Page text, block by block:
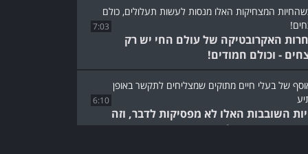
7:03
האקרובטיקה של עולם החי יש רק
- וכולם חמודים!
6:10
השובבות האלו לא מפסיקות לדבר, וזה
מקסים ומתוק!